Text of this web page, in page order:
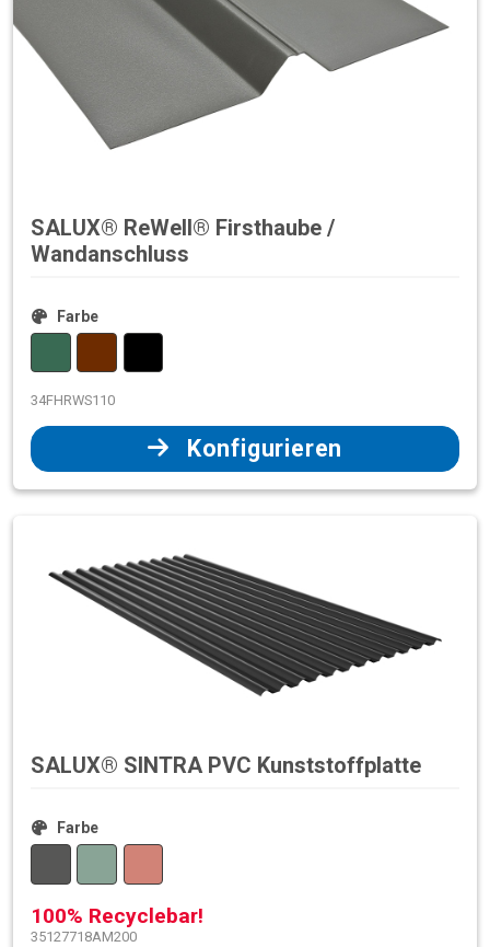
SALUX® ReWell® Firsthaube /
Wandanschluss
Farbe
34FHRWS110
Konfigurieren
SALUX® SINTRA PVC Kunststoffplatte
Farbe
100% Recyclebar!
35127718AM200